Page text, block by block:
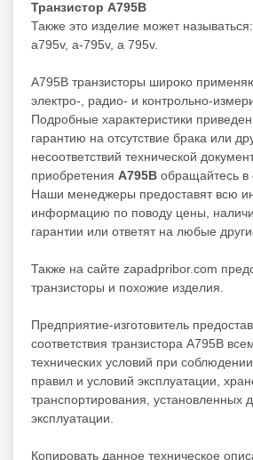
Транзистор А795В
Также это изделие может
a795v, a-795v, a 795v.
А795В транзисторы широко
электро-, радио- и контрольно-
Подробные характеристики
гарантию на отсутствие брака или
несоответствий технической
приобретения А795В обращайтесь в
Наши менеджеры предоставят всю
информацию по поводу цены,
гарантии или ответят на любые
Также на сайте zapadpribor.com
транзисторы и похожие изделия.
Предприятие-изготовитель
соответствия транзистора А795В
технических условий при
правил и условий эксплуатации,
транспортирования, установленных
эксплуатации.
Копировать данное техническое